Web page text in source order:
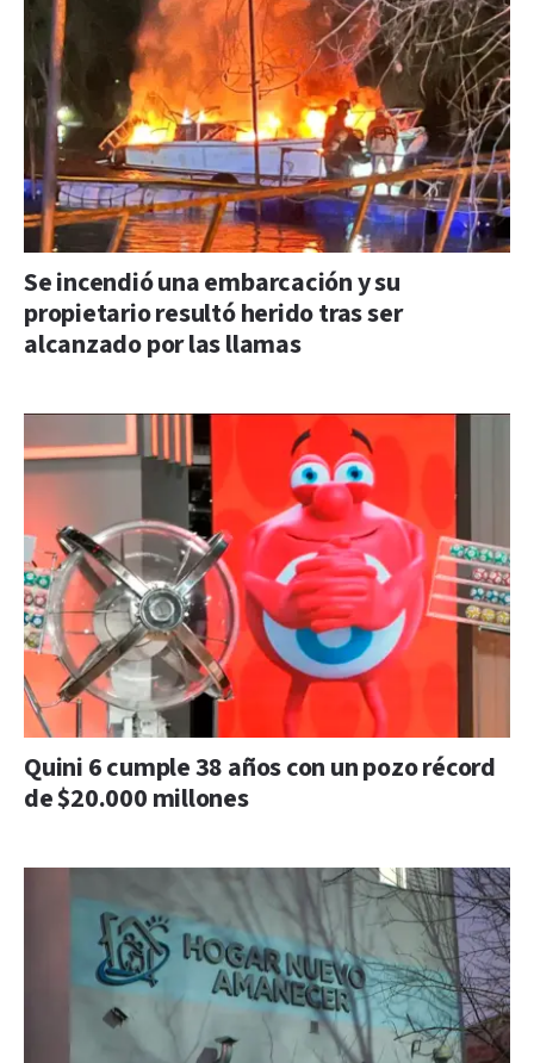
Se incendió una embarcación y su
propietario resultó herido tras ser
alcanzado por las llamas
Quini 6 cumple 38 años con un pozo récord
de $20.000 millones